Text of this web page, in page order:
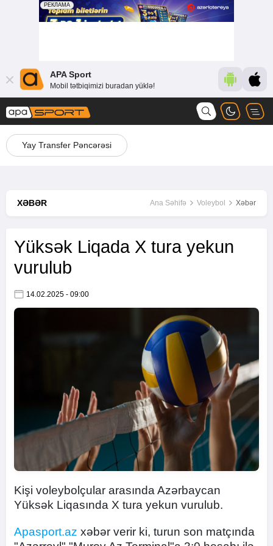
APA Sport
Mobil tətbiqimizi buradan yüklə!
Yay Transfer Pəncərəsi
XƏBƏR Ana Səhifə Voleybol Xəbər
Yüksək Liqada X tura yekun
vurulub
14.02.2025 - 09:00
Kişi voleybolçular arasında Azərbaycan
Yüksək Liqasında X tura yekun vurulub.
Apasport.az xəbər verir ki, turun son matçında